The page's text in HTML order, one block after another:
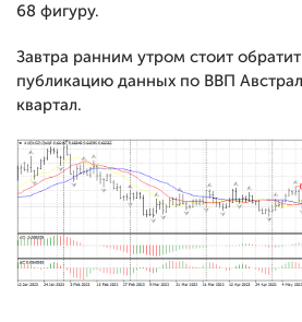
68 фигуру.
Завтра ранним утром стоит
публикацию данных по ВВП
квартал.